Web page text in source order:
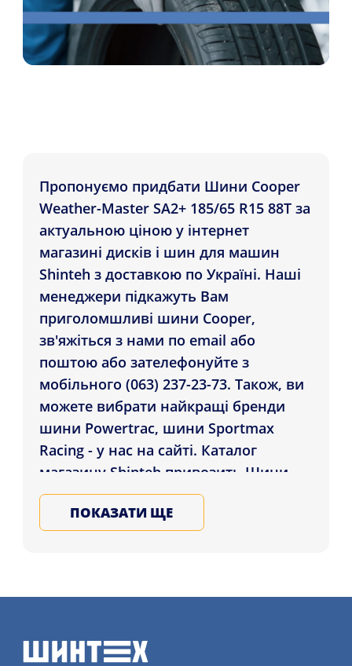
Пропонуємо придбати Шини Cooper
Weather-Master SA2+ 185/65 R15 88T за
актуальною ціною у інтернет
магазині дисків і шин для машин
Shinteh з доставкою по Україні. Наші
менеджери підкажуть Вам
приголомшливі шини Cooper,
зв'яжіться з нами по email або
поштою або зателефонуйте з
мобільного (063) 237-23-73. Також, ви
можете вибрати найкращі бренди
шини Powertrac, шини Sportmax
Racing - у нас на сайті. Каталог
магазину Shinteh привозить Шини
Cooper Weather-Master SA2+ 185/65
R15 88T жителям міст: Херсон, Одеса,
ПОКАЗАТИ ЩЕ